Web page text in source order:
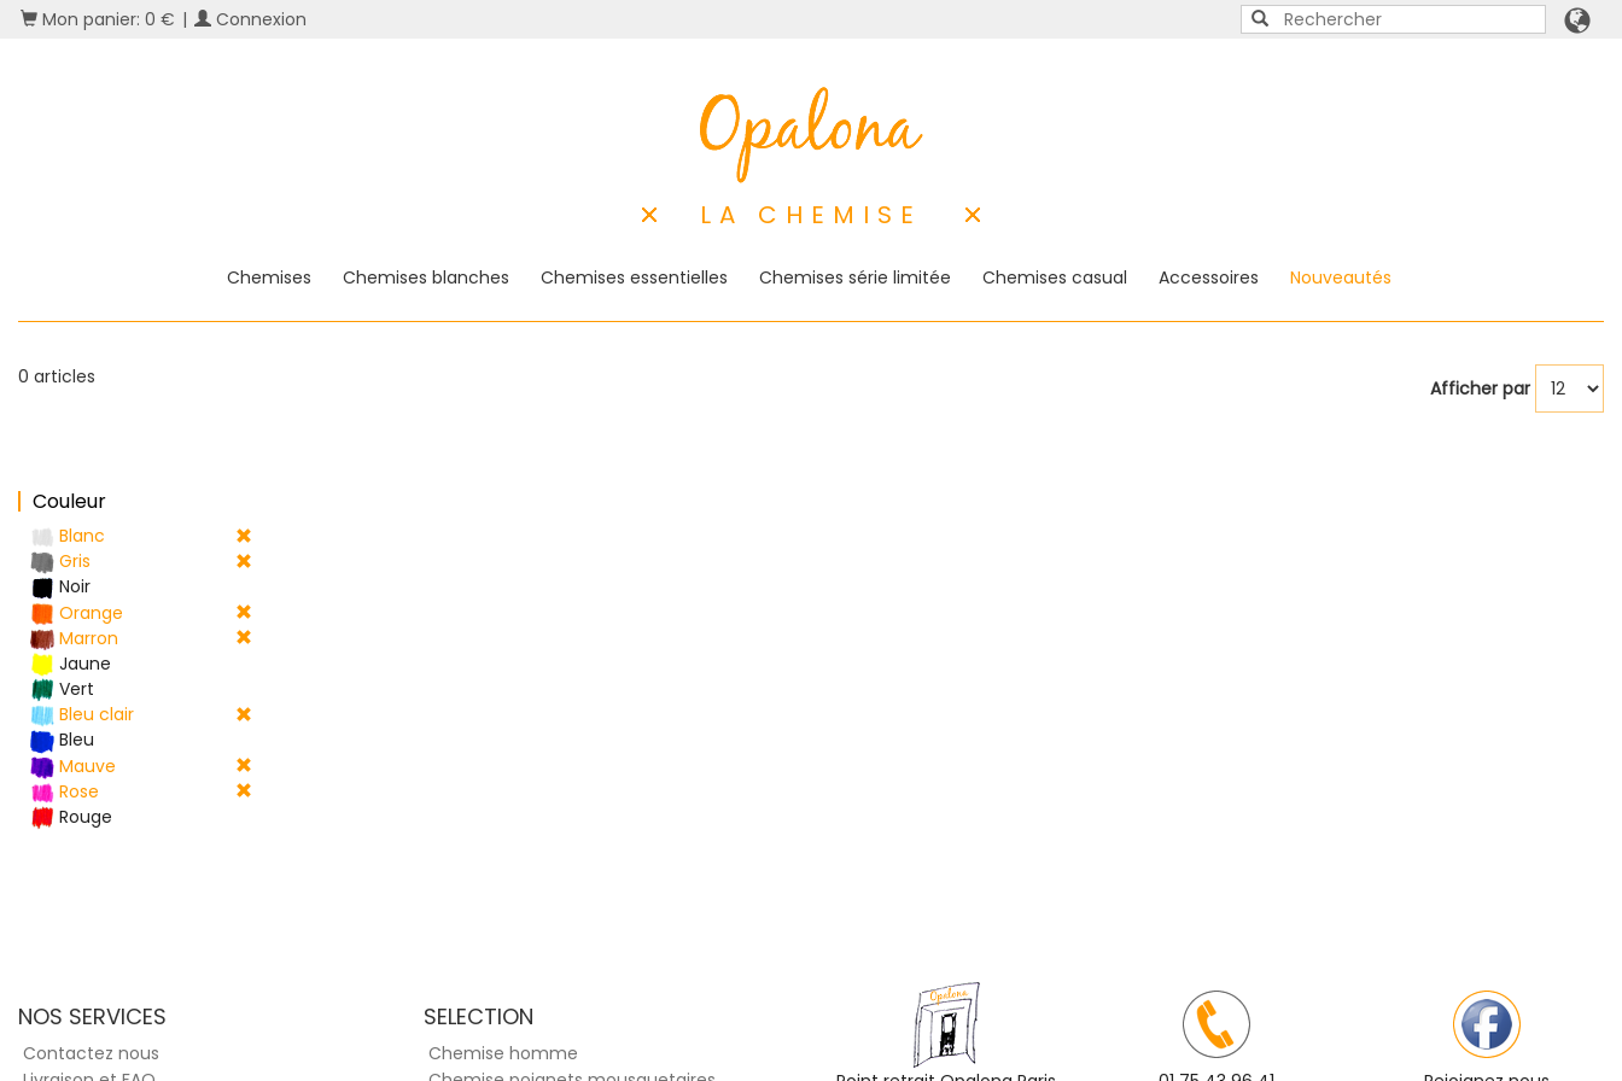
Mon panier: 0 € | Connexion
LA CHEMISE
Chemises Chemises blanches Chemises essentielles Chemises série limitée Chemises casual Accessoires Nouveautés
0 articles Afficher par
Couleur
Blanc
Gris
Noir
Orange
Marron
Jaune
Vert
Bleu clair
Bleu
Mauve
Rose
Rouge
NOS SERVICES
Contactez nous
SELECTION
Chemise homme